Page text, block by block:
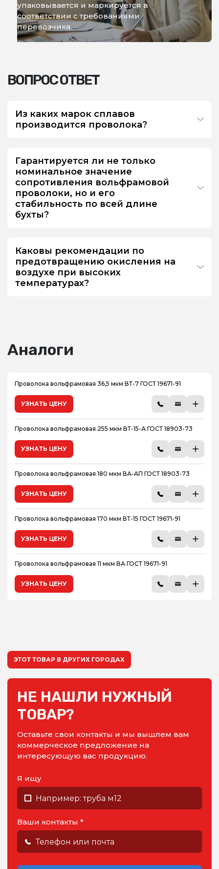
упаковывается и маркируется в
соответствии с требованиями
перевозчика.
ВОПРОС ОТВЕТ
Из каких марок сплавов
производится проволока?
Гарантируется ли не только
номинальное значение
сопротивления вольфрамовой
проволоки, но и его
стабильность по всей длине
бухты?
Каковы рекомендации по
предотвращению окисления на
воздухе при высоких
температурах?
Аналоги
Проволока вольфрамовая 36,5 мкм ВТ-7 ГОСТ 19671-91
УЗНАТЬ ЦЕНУ
Проволока вольфрамовая 255 мкм ВТ-15-А ГОСТ 18903-73
УЗНАТЬ ЦЕНУ
Проволока вольфрамовая 180 мкм ВА-АП ГОСТ 18903-73
УЗНАТЬ ЦЕНУ
Проволока вольфрамовая 170 мкм ВТ-15 ГОСТ 19671-91
УЗНАТЬ ЦЕНУ
Проволока вольфрамовая 11 мкм ВА ГОСТ 19671-91
УЗНАТЬ ЦЕНУ
ЭТОТ ТОВАР В ДРУГИХ ГОРОДАХ
НЕ НАШЛИ НУЖНЫЙ
ТОВАР?
Оставьте свои контакты и мы вышлем вам
коммерческое предложение на
интересующую вас продукцию.
Я ищу
Ваши контакты *